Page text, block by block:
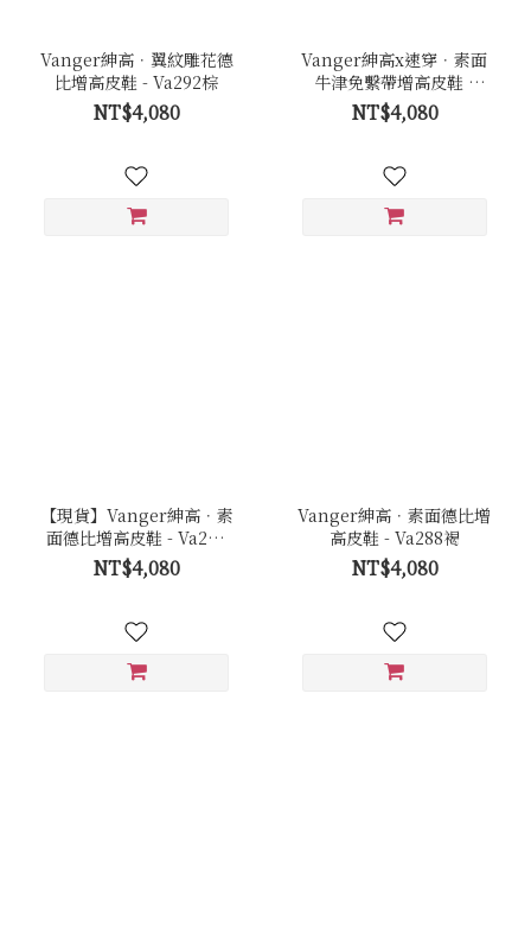
Vanger紳高．翼紋雕花德
比增高皮鞋 - Va292棕
NT$4,080
Vanger紳高x速穿．素面
牛津免繫帶增高皮鞋 -
Va294棕
NT$4,080
【現貨】Vanger紳高．素
面德比增高皮鞋 - Va288
黑
NT$4,080
Vanger紳高．素面德比增
高皮鞋 - Va288褐
NT$4,080